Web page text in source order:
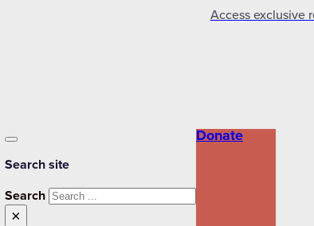
Access exclusive
Search site
Search
×
Donate